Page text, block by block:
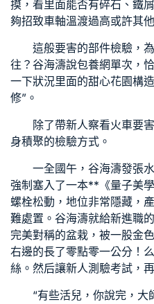
摸，看里面能否有碎石、鐵
夠招致車軸溫渡過高或許其
這般要害的部件檢驗，
往？谷海濤說包養網單次 ，
一下狀況里面的甜心花園構
修”。
除了帶新人察看火車要
身積聚的檢驗方式。
一全國午，谷海濤發張
強制塞入了一本**《量子美
螺栓松動，地位非常隱藏，
難處置。谷海濤就給新進職
完美對稱的盆栽，被一股金
右邊的長了零點零一公分！
絲。然后讓新人測驗考試，
“有些活兒，你說完，